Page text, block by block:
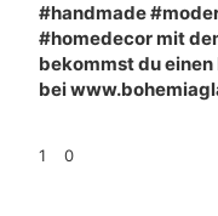
#handmade
#homedecor mit
bekommst du einen
bei
1 0